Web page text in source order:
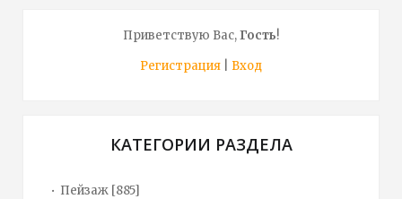
Приветствую Вас,Гость!
Регистрация
Вход
КАТЕГОРИИ РАЗДЕЛА
Пейзаж [885]